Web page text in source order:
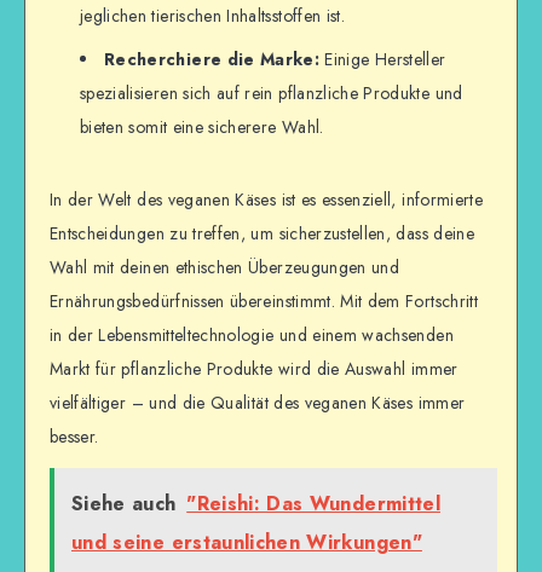
jeglichen tierischen Inhaltsstoffen ist.
Recherchiere die Marke: Einige Hersteller
spezialisieren sich auf rein pflanzliche Produkte und
bieten somit eine sicherere Wahl.
In der Welt des veganen Käses ist es essenziell, informierte
Entscheidungen zu treffen, um sicherzustellen, dass deine
Wahl mit deinen ethischen Überzeugungen und
Ernährungsbedürfnissen übereinstimmt. Mit dem Fortschritt
in der Lebensmitteltechnologie und einem wachsenden
Markt für pflanzliche Produkte wird die Auswahl immer
vielfältiger – und die Qualität des veganen Käses immer
besser.
Siehe auch "Reishi: Das Wundermittel
und seine erstaunlichen Wirkungen"